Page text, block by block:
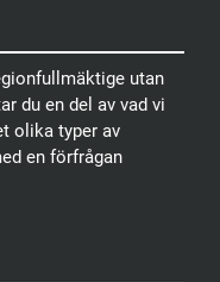
utan
du en del av vad vi
olika typer av
en förfrågan